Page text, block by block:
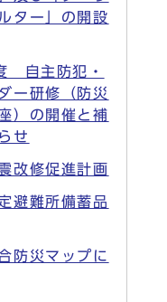
ター」の開設
自主防犯・
ー研修（防災
）の開催と補
せ
改修促進計画
避難所備蓄品
防災マップに